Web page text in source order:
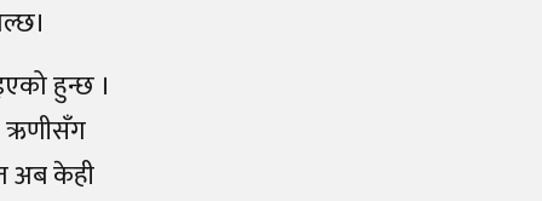
हुन्छ ।
ऋणीसँग
अब केही